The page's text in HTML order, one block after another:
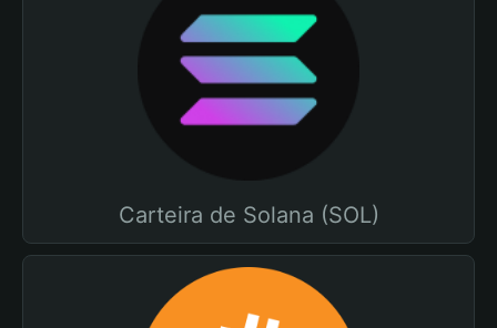
Carteira de Solana (SOL)